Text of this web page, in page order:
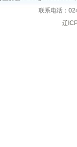
联系电话：
辽